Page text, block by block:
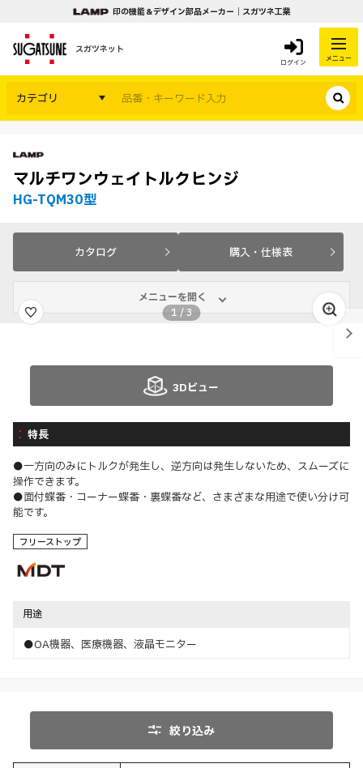
印の機能＆デザイン部品メーカー｜スガツネ工業
スガツネット
ログイン メニュー
カテゴリ
マルチワンウェイトルクヒンジ
HG-TQM30型
カタログ 購入・仕様表
メニューを開く
1 /3
3Dビュー
特長
●一方向のみにトルクが発生し、逆方向は発生しないため、スムーズに
操作できます。
●面付蝶番・コーナー蝶番・裏蝶番など、さまざまな用途で使い分け可
能です。
フリーストップ
用途
●OA機器、医療機器、液晶モニター
絞り込み